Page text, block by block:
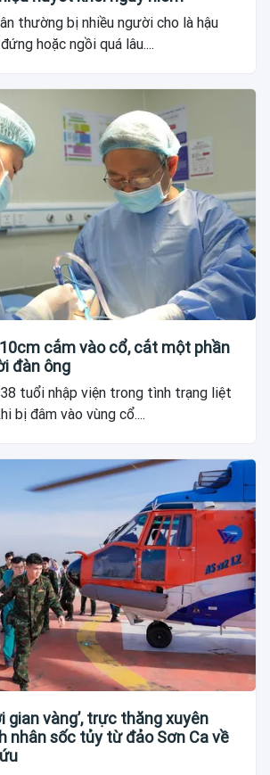
thường bị nhiều người cho là hậu
hoặc ngồi quá lâu....
cắm vào cổ, cắt một phần
đàn ông
38 tuổi nhập viện trong tình trạng liệt
bị đâm vào vùng cổ....
gian vàng’, trực thăng xuyên
nhân sốc tủy từ đảo Sơn Ca về